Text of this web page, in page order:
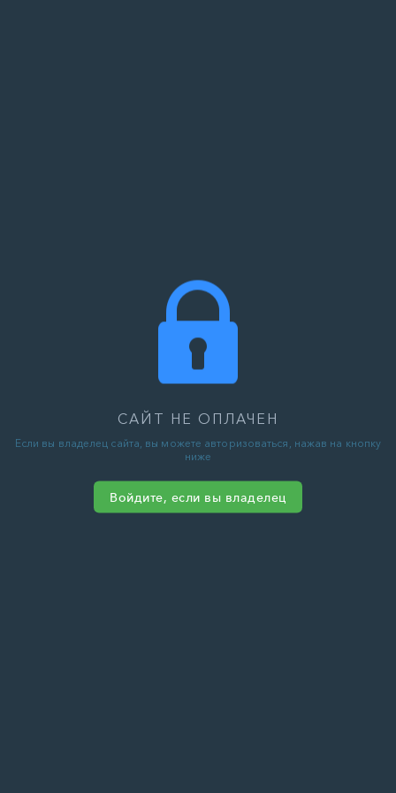
САЙТ НЕ ОПЛАЧЕН
Если вы владелец сайта, вы можете авторизоваться, нажав на кнопку
ниже
Войдите, если вы владелец